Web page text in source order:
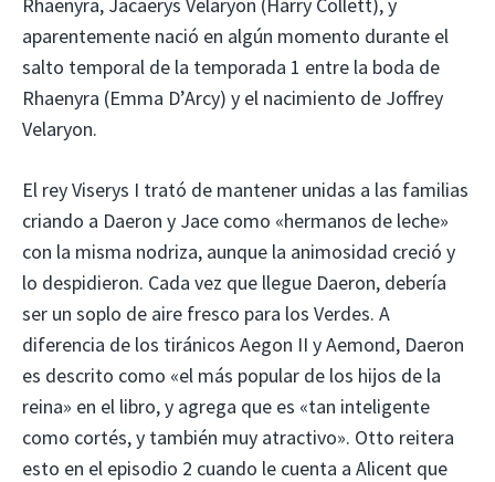
aparentemente nació en algún momento durante el
salto temporal de la temporada 1 entre la boda de
Rhaenyra (Emma D’Arcy) y el nacimiento de Joffrey
Velaryon.
El rey Viserys I trató de mantener unidas a las familias
criando a Daeron y Jace como «hermanos de leche»
con la misma nodriza, aunque la animosidad creció y
lo despidieron. Cada vez que llegue Daeron, debería
ser un soplo de aire fresco para los Verdes. A
diferencia de los tiránicos Aegon II y Aemond, Daeron
es descrito como «el más popular de los hijos de la
reina» en el libro, y agrega que es «tan inteligente
como cortés, y también muy atractivo». Otto reitera
esto en el episodio 2 cuando le cuenta a Alicent que